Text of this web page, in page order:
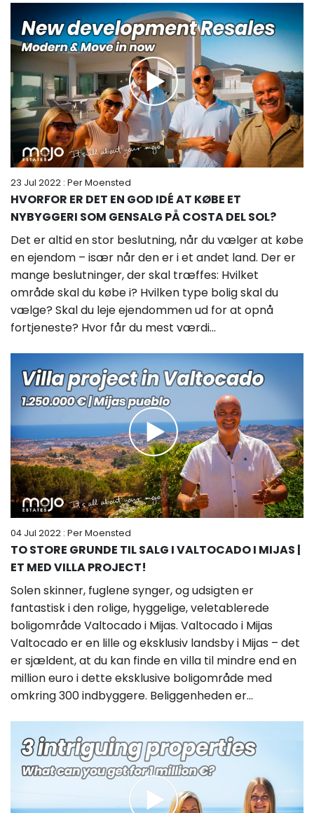
23 Jul 2022 : Per Moensted
HVORFOR ER DET EN GOD IDÉ AT KØBE ET
NYBYGGERI SOM GENSALG PÅ COSTA DEL SOL?
Det er altid en stor beslutning, når du vælger at købe
en ejendom – især når den er i et andet land. Der er
mange beslutninger, der skal træffes: Hvilket
område skal du købe i? Hvilken type bolig skal du
vælge? Skal du leje ejendommen ud for at opnå
fortjeneste? Hvor får du mest værdi...
04 Jul 2022 : Per Moensted
TO STORE GRUNDE TIL SALG I VALTOCADO I MIJAS |
ET MED VILLA PROJECT!
Solen skinner, fuglene synger, og udsigten er
fantastisk i den rolige, hyggelige, veletablerede
boligområde Valtocado i Mijas. Valtocado i Mijas
Valtocado er en lille og eksklusiv landsby i Mijas – det
er sjældent, at du kan finde en villa til mindre end en
million euro i dette eksklusive boligområde med
omkring 300 indbyggere. Beliggenheden er...